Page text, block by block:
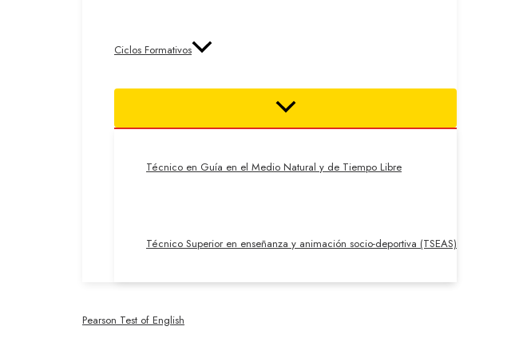
Ciclos Formativos
Técnico en Guía en el Medio Natural y de Tiempo Libre
Técnico Superior en enseñanza y animación socio-deportiva (TSEAS)
Pearson Test of English